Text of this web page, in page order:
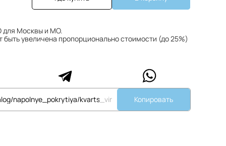
для Москвы и МО.
увеличена пропорционально стоимости (до 25%)
Копировать